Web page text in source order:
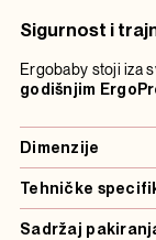
Sigurnost i
Ergobaby stoji iza
godišnjim
Dimenzije
Tehničke
Sadržaj